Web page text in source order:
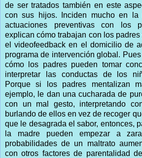
de ser tratados también en este
con sus hijos. Inciden mucho en la
actuaciones preventivas con los
explican cómo trabajan con los
el videofeedback en el domicilio de
programa de intervención global.
cómo los padres pueden tomar
interpretar las conductas de los
Porque si los padres mentalizan
ejemplo, le dan una cucharada de
con un mal gesto, interpretando
burlando de ellos en vez de recoger
que le desagrada el sabor, entonces,
la madre pueden empezar a
probabilidades de un maltrato
con otros factores de parentalidad